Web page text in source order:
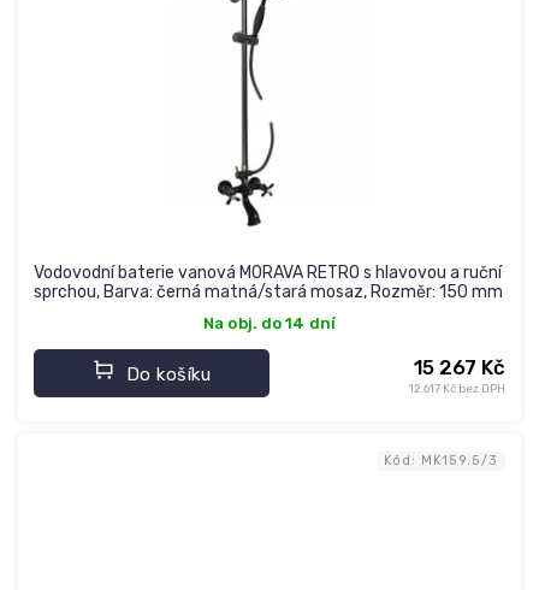
Vodovodní baterie vanová MORAVA RETRO s hlavovou a ruční
sprchou, Barva: černá matná/stará mosaz, Rozměr: 150 mm
Na obj. do 14 dní
12 617 Kč bez DPH
15 267 Kč
Do košíku
Kód: MK159.5/3